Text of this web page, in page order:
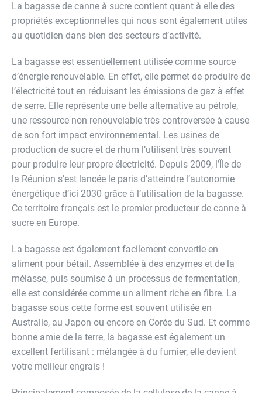
La bagasse de canne à sucre contient quant à elle des
propriétés exceptionnelles qui nous sont également utiles
au quotidien dans bien des secteurs d’activité.
La bagasse est essentiellement utilisée comme source
d’énergie renouvelable. En effet, elle permet de produire de
l’électricité tout en réduisant les émissions de gaz à effet
de serre. Elle représente une belle alternative au pétrole,
une ressource non renouvelable très controversée à cause
de son fort impact environnemental. Les usines de
production de sucre et de rhum l’utilisent très souvent
pour produire leur propre électricité. Depuis 2009, l’Île de
la Réunion s’est lancée le paris d’atteindre l’autonomie
énergétique d’ici 2030 grâce à l’utilisation de la bagasse.
Ce territoire français est le premier producteur de canne à
sucre en Europe.
La bagasse est également facilement convertie en
aliment pour bétail. Assemblée à des enzymes et de la
mélasse, puis soumise à un processus de fermentation,
elle est considérée comme un aliment riche en fibre. La
bagasse sous cette forme est souvent utilisée en
Australie, au Japon ou encore en Corée du Sud. Et comme
bonne amie de la terre, la bagasse est également un
excellent fertilisant : mélangée à du fumier, elle devient
votre meilleur engrais !